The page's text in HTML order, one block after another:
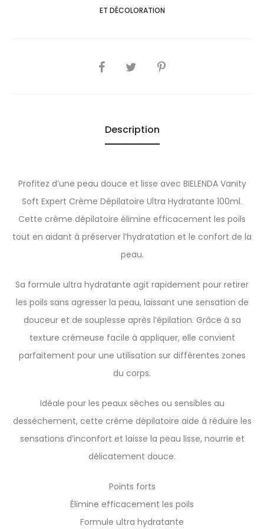
ET DÉCOLORATION
SHARE
Description
Profitez d’une peau douce et lisse avec BIELENDA Vanity
Soft Expert Crème Dépilatoire Ultra Hydratante 100ml.
Cette crème dépilatoire élimine efficacement les poils
tout en aidant à préserver l’hydratation et le confort de la
peau.
Sa formule ultra hydratante agit rapidement pour retirer
les poils sans agresser la peau, laissant une sensation de
douceur et de souplesse après l’épilation. Grâce à sa
texture crémeuse facile à appliquer, elle convient
parfaitement pour une utilisation sur différentes zones
du corps.
Idéale pour les peaux sèches ou sensibles au
dessèchement, cette crème dépilatoire aide à réduire les
sensations d’inconfort et laisse la peau lisse, nourrie et
délicatement douce.
Points forts
Élimine efficacement les poils
Formule ultra hydratante